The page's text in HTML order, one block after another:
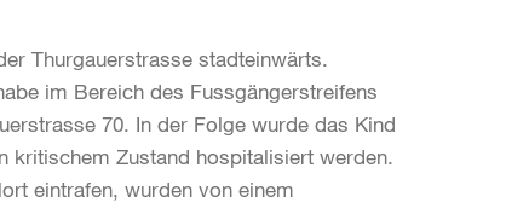
Thurgauerstrasse stadteinwärts.
im Bereich des Fussgängerstreifens
70. In der Folge wurde das Kind
kritischem Zustand hospitalisiert werden.
eintrafen, wurden von einem